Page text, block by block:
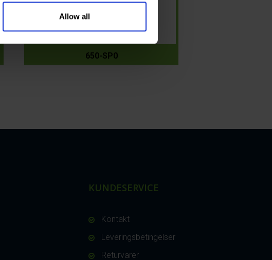
Allow all
650-SP0
KUNDESERVICE
Kontakt
Leveringsbetingelser
Returvarer